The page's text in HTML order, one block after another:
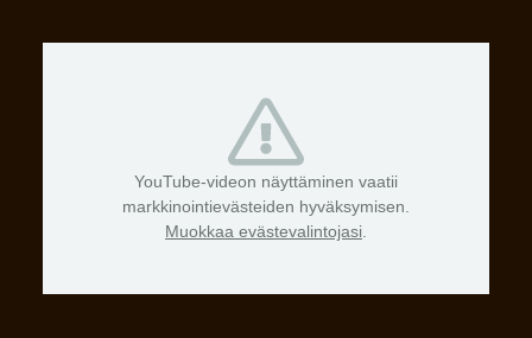
YouTube-videon näyttäminen vaatii
markkinointievästeiden hyväksymisen.
Muokkaa evästevalintojasi